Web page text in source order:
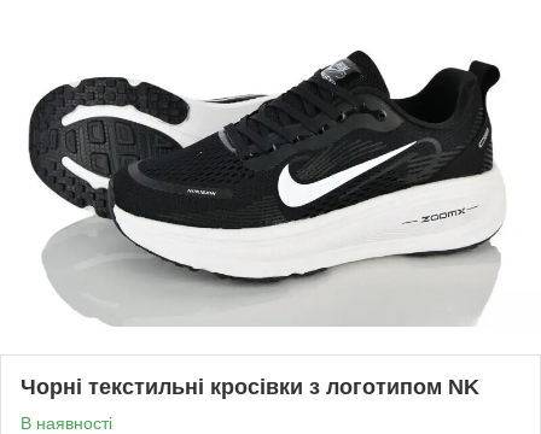
Чорні текстильні кросівки з логотипом NK
В наявності